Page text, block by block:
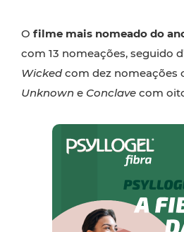
O filme mais nomeado do
com 13 nomeações, seguido
Wickedcom dez nomeações
Unknown e Conclave com